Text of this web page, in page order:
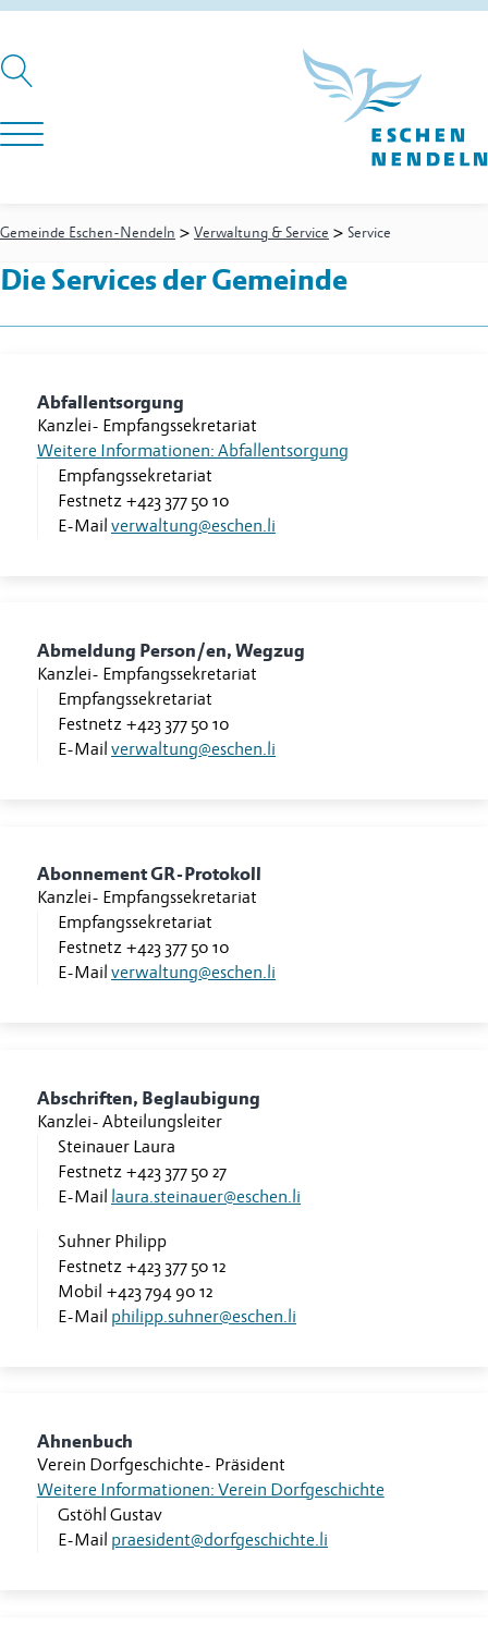
Gemeinde Eschen-Nendeln > Verwaltung & Service > Service
Die Services der Gemeinde
Abfallentsorgung
Kanzlei- Empfangssekretariat
Weitere Informationen: Abfallentsorgung
Empfangssekretariat
Festnetz +423 377 50 10
E-Mail verwaltung@eschen.li
Abmeldung Person/en, Wegzug
Kanzlei- Empfangssekretariat
Empfangssekretariat
Festnetz +423 377 50 10
E-Mail verwaltung@eschen.li
Abonnement GR-Protokoll
Kanzlei- Empfangssekretariat
Empfangssekretariat
Festnetz +423 377 50 10
E-Mail verwaltung@eschen.li
Abschriften, Beglaubigung
Kanzlei- Abteilungsleiter
Steinauer Laura
Festnetz +423 377 50 27
E-Mail laura.steinauer@eschen.li
Suhner Philipp
Festnetz +423 377 50 12
Mobil +423 794 90 12
E-Mail philipp.suhner@eschen.li
Ahnenbuch
Verein Dorfgeschichte- Präsident
Weitere Informationen: Verein Dorfgeschichte
Gstöhl Gustav
E-Mail praesident@dorfgeschichte.li